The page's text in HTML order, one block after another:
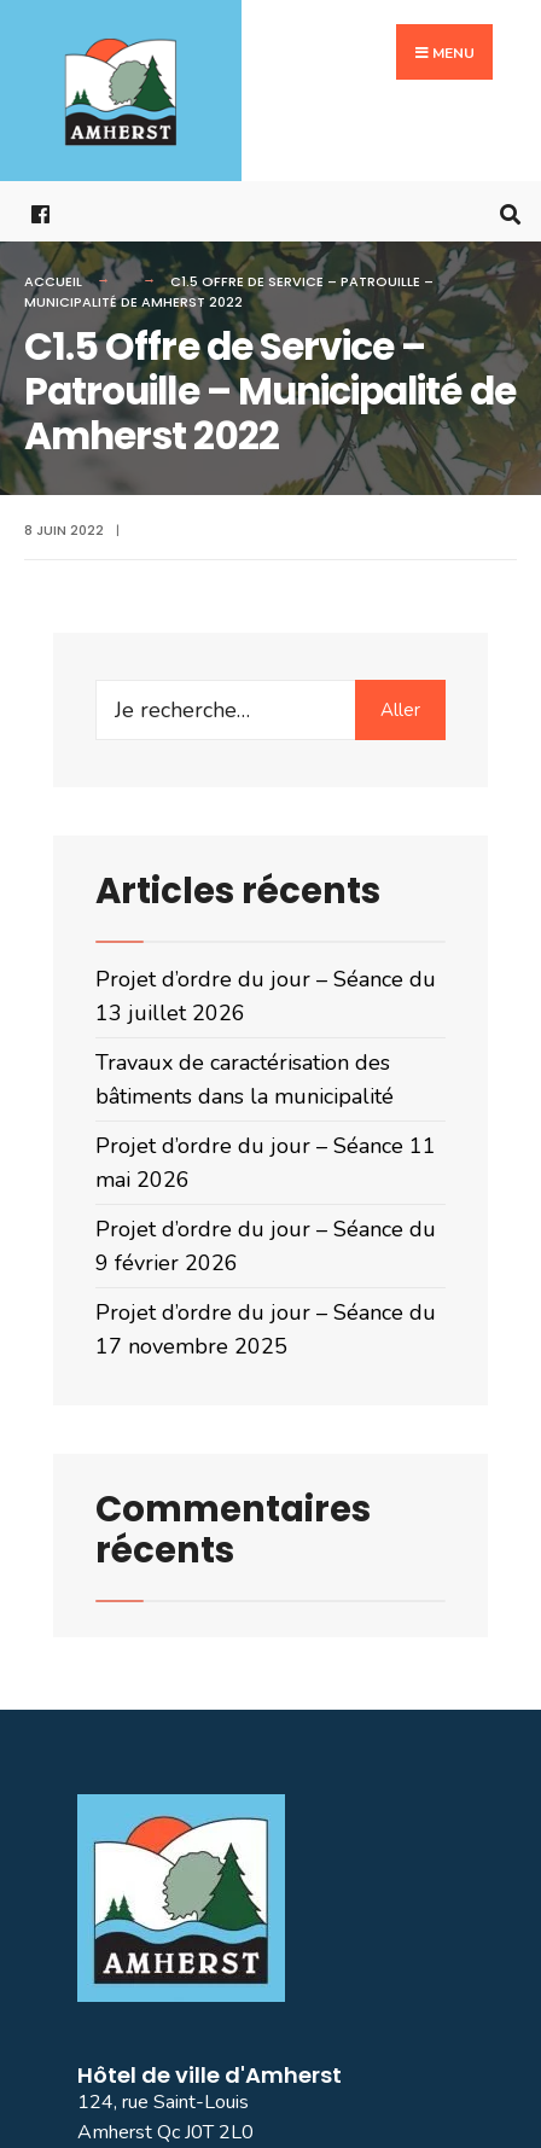
contenu
MENU
ACCUEIL
C1.5 OFFRE DE SERVICE – PATROUILLE –
MUNICIPALITÉ DE AMHERST 2022
C1.5 Offre de Service –
Patrouille – Municipalité de
Amherst 2022
8 JUIN 2022 |
Search
Aller
Articles récents
Projet d’ordre du jour – Séance du
13 juillet 2026
Travaux de caractérisation des
bâtiments dans la municipalité
Projet d’ordre du jour – Séance 11
mai 2026
Projet d’ordre du jour – Séance du
9 février 2026
Projet d’ordre du jour – Séance du
17 novembre 2025
Commentaires
récents
Hôtel de ville d'Amherst
124, rue Saint-Louis
Amherst Qc J0T 2L0
for: